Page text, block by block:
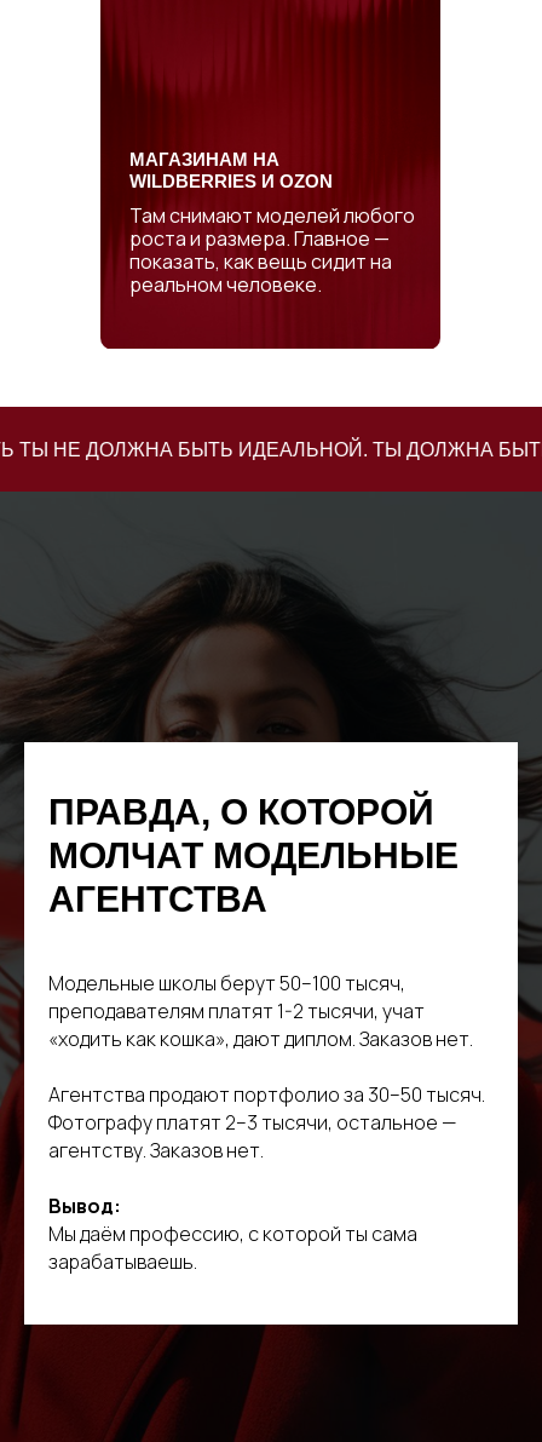
Там снимают моделей любого
роста и размера. Главное —
показать, как вещь сидит на
реальном человеке.
МАГАЗИНАМ НА
WILDBERRIES И OZON
БЫТЬ ИДЕАЛЬНОЙ. ТЫ ДОЛЖНА БЫТЬ
ПРАВДА, О КОТОРОЙ
МОЛЧАТ МОДЕЛЬНЫЕ
АГЕНТСТВА
Модельные школы берут 50–100 тысяч,
преподавателям платят 1-2 тысячи, учат
«ходить как кошка», дают диплом. Заказов нет.
Агентства продают портфолио за 30–50 тысяч.
Фотографу платят 2–3 тысячи, остальное —
агентству. Заказов нет.
Вывод:
Мы даём профессию, с которой ты сама
зарабатываешь.
ЗАПИШИТЕСЬ НА БЕСПЛАТНУЮ
КОНСУЛЬТАЦИЮ
Оставьте контакты, и мы свяжемся с